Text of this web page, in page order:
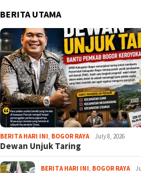
BERITA UTAMA
BERITA HARI INI BOGOR RAYA July 8, 2026
Dewan Unjuk Taring
BERITA HARI INI BOGOR RAYA